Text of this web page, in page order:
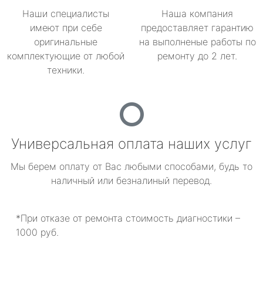
Наши специалисты
имеют при себе
оригинальные
комплектующие от любой
техники.
Наша компания
предоставляет гарантию
на выполненые работы по
ремонту до 2 лет.
Универсальная оплата наших услуг
Мы берем оплату от Вас любыми способами, будь то
наличный или безналиный перевод.
*При отказе от ремонта стоимость диагностики –
1000 руб.